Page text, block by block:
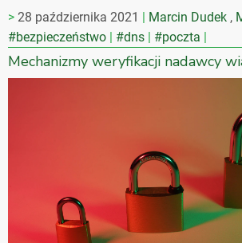
28 października 2021 Marcin Dudek ,
#bezpieczeństwo
#dns #poczta
Mechanizmy weryfikacji nadawcy